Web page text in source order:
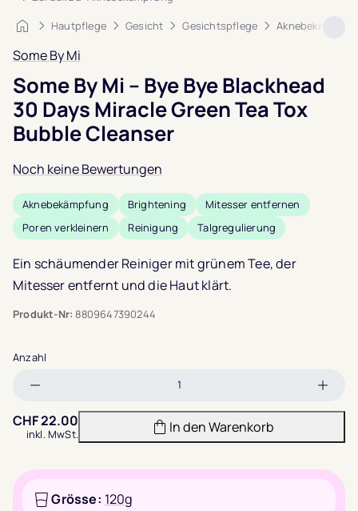
Startseite
Hautpflege Gesicht Gesichtspflege
Some By Mi
Some By Mi – Bye Bye Blackhead
30 Days Miracle Green Tea Tox
Bubble Cleanser
Noch keine Bewertungen
Aknebekämpfung Brightening
Mitesser entfernen
Poren verkleinern
Reinigung Talgregulierung
Ein schäumender Reiniger mit grünem Tee, der
Mitesser entfernt und die Haut klärt.
Produkt-Nr: 8809647390244
Anzahl
verringern
CHF22.00
inkl. MwSt. In den Warenkorb
Grösse: 120g